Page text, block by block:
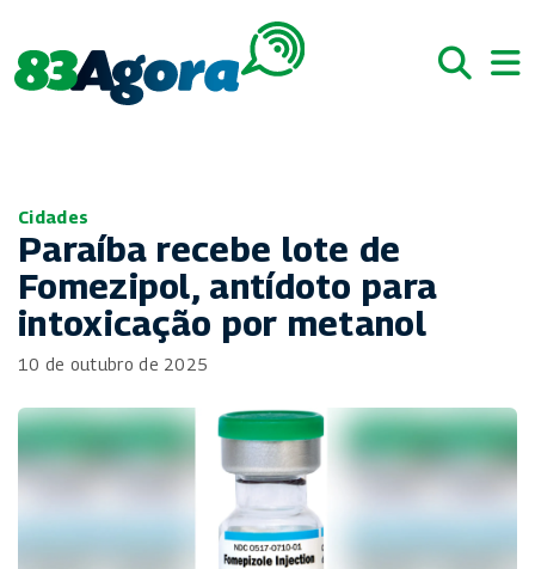
Cidades
Paraíba recebe lote de
Fomezipol, antídoto para
intoxicação por metanol
10 de outubro de 2025